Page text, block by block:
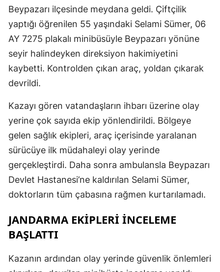
Beypazarı ilçesinde meydana geldi. Çiftçilik
yaptığı öğrenilen 55 yaşındaki Selami Sümer, 06
AY 7275 plakalı minibüsüyle Beypazarı yönüne
seyir halindeyken direksiyon hakimiyetini
kaybetti. Kontrolden çıkan araç, yoldan çıkarak
devrildi.
Kazayı gören vatandaşların ihbarı üzerine olay
yerine çok sayıda ekip yönlendirildi. Bölgeye
gelen sağlık ekipleri, araç içerisinde yaralanan
sürücüye ilk müdahaleyi olay yerinde
gerçekleştirdi. Daha sonra ambulansla Beypazarı
Devlet Hastanesi’ne kaldırılan Selami Sümer,
doktorların tüm çabasına rağmen kurtarılamadı.
JANDARMA EKIPLERI İNCELEME
BAŞLATTI
Kazanın ardından olay yerinde güvenlik önlemleri